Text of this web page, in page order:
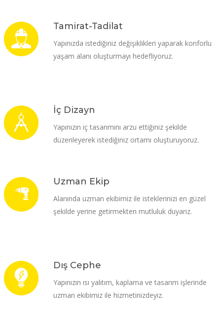
Tamirat-Tadilat
Yapınızda istediğiniz değişiklikleri yaparak konforlu
yaşam alanı oluşturmayı hedefliyoruz.
İç Dizayn
Yapınızın iç tasarımını arzu ettiğiniz şekilde
düzenleyerek istediğiniz ortamı oluşturuyoruz.
Uzman Ekip
Alanında uzman ekibimiz ile isteklerinizi en güzel
şekilde yerine getirmekten mutluluk duyarız.
Dış Cephe
Yapınızın ısı yalıtım, kaplama ve tasarım işlerinde
uzman ekibimiz ile hizmetinizdeyiz.